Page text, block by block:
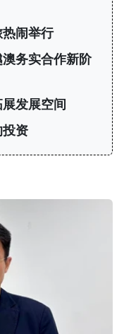
闹举行
务实合作新阶
发展空间
资